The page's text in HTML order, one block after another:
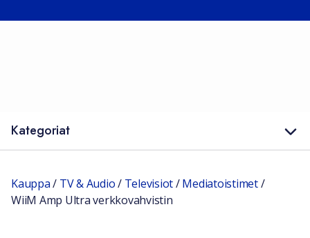
Kategoriat
Kauppa/ TV & Audio/ Televisiot/Mediatoistimet/
WiiM Amp Ultra verkkovahvistin